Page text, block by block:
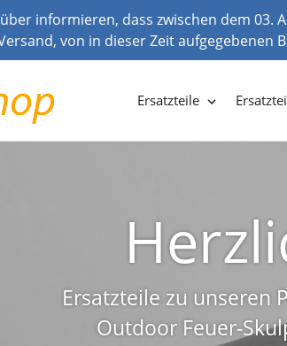
informieren, dass zwischen dem 03.
von in dieser Zeit aufgegebenen
Ersatzteile
Ersatzteile zu unseren
Outdoor Feuer-
Ersatzteile zu